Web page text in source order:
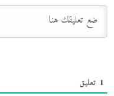
1 تعليق